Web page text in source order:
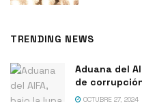
TRENDING NEWS
Aduana del
de
OCTUBRE 27, 2024